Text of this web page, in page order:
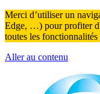
Merci d’utiliser un
Edge, …) pour profiter
toutes les fonctionnalités
Aller au contenu